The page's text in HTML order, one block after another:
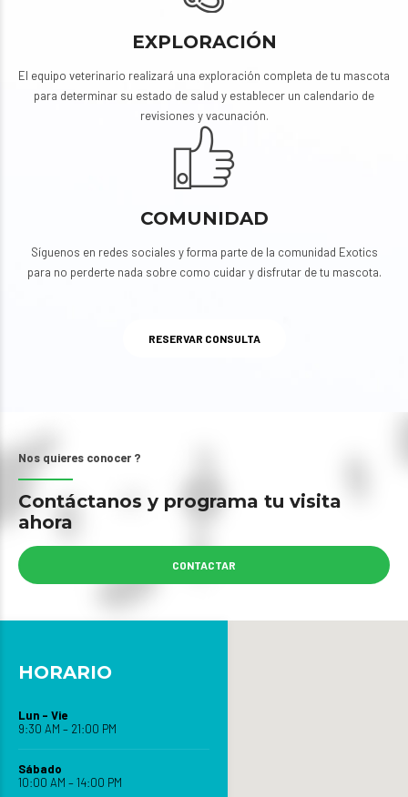
EXPLORACIÓN
El equipo veterinario realizará una exploración completa de tu mascota
para determinar su estado de salud y establecer un calendario de
revisiones y vacunación.
COMUNIDAD
Síguenos en redes sociales y forma parte de la comunidad Exotics
para no perderte nada sobre como cuidar y disfrutar de tu mascota.
RESERVAR CONSULTA
Nos quieres conocer ?
Contáctanos y programa tu visita
ahora
CONTACTAR
HORARIO
Lun – Vie
9:30 AM – 21:00 PM
Sábado
10:00 AM – 14:00 PM